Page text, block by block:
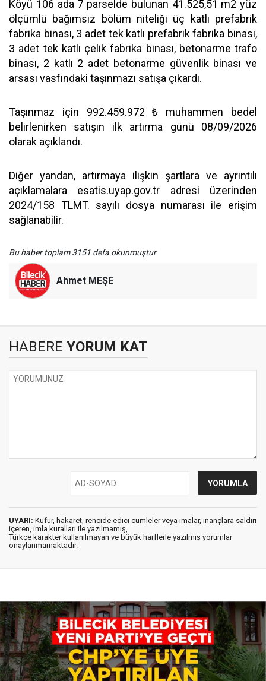
Köyü 106 ada 7 parselde bulunan 41.525,51 m2 yüz
ölçümlü bağımsız bölüm niteliği üç katlı prefabrik
fabrika binası, 3 adet tek katlı prefabrik fabrika binası,
3 adet tek katlı çelik fabrika binası, betonarme trafo
binası, 2 katlı 2 adet betonarme güvenlik binası ve
arsası vasfındaki taşınmazı satışa çıkardı.
Taşınmaz için 992.459.972 ₺ muhammen bedel
belirlenirken satışın ilk artırma günü 08/09/2026
olarak açıklandı.
Diğer yandan, artırmaya ilişkin şartlara ve ayrıntılı
açıklamalara esatis.uyap.gov.tr adresi üzerinden
2024/158 TLMT. sayılı dosya numarası ile erişim
sağlanabilir.
Bu haber toplam 3151 defa okunmuştur
Ahmet MEŞE
HABERE YORUM KAT
UYARI: Küfür, hakaret, rencide edici cümleler veya imalar, inançlara saldırı
içeren, imla kuralları ile yazılmamış,
Türkçe karakter kullanılmayan ve büyük harflerle yazılmış yorumlar
onaylanmamaktadır.